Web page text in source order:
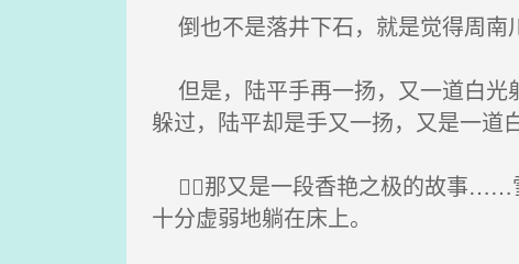
倒也不是落井下石，就是觉得周南
但是，陆平手再一扬，又一道白光
躲过，陆平却是手又一扬，又是一道
那又是一段香艳之极的故事……
十分虚弱地躺在床上。